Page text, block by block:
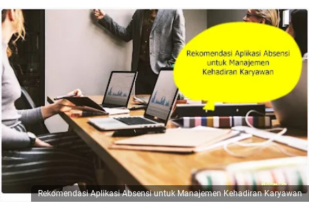
Rekomendasi Aplikasi Absensi untuk Manajemen Kehadiran Karyawan